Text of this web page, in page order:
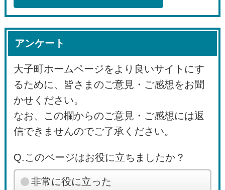
アンケート
大子町ホームページをより良いサイトにす
るために、皆さまのご意見・ご感想をお聞
かせください。
なお、この欄からのご意見・ご感想には返
信できませんのでご了承ください。
Q.このページはお役に立ちましたか？
非常に役に立った